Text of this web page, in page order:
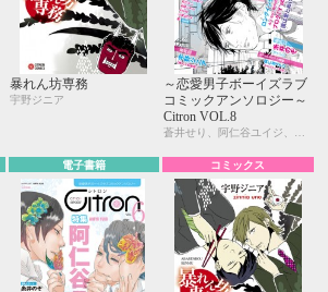
暴れん坊専務
宇野ジニア
～恋愛男子ボーイズラブ
コミックアンソロジー～
Citron VOL.8
電子書籍 コミックス